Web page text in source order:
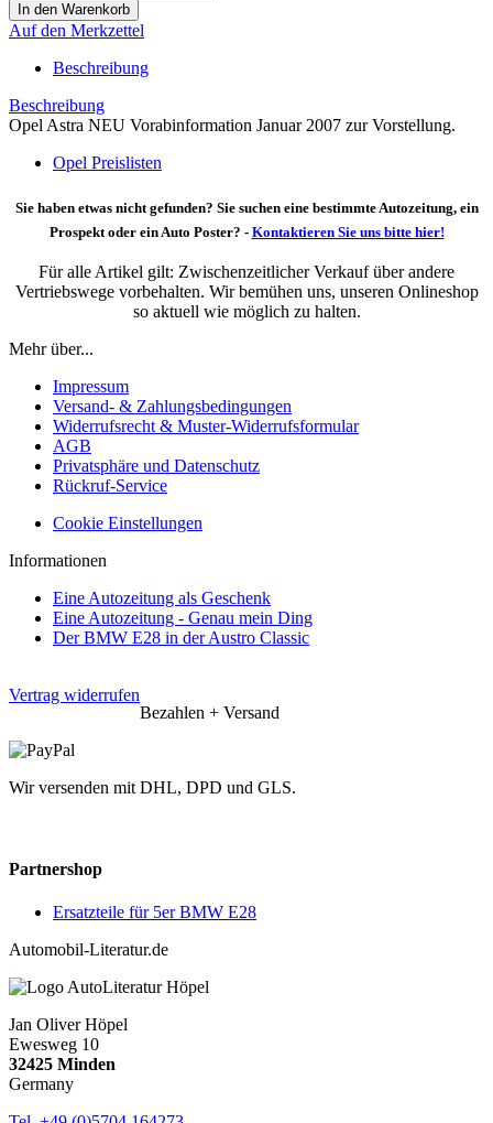
Auf den Merkzettel
Beschreibung
Beschreibung
Opel Astra NEU Vorabinformation Januar 2007 zur Vorstellung.
Opel Preislisten
Sie haben etwas nicht gefunden? Sie suchen eine bestimmte Autozeitung, ein
Prospekt oder ein Auto Poster? - Kontaktieren Sie uns bitte hier!
Für alle Artikel gilt: Zwischenzeitlicher Verkauf über andere
Vertriebswege vorbehalten. Wir bemühen uns, unseren Onlineshop
so aktuell wie möglich zu halten.
Mehr über...
Impressum
Versand- & Zahlungsbedingungen
Widerrufsrecht & Muster-Widerrufsformular
AGB
Privatsphäre und Datenschutz
Rückruf-Service
Cookie Einstellungen
Informationen
Eine Autozeitung als Geschenk
Eine Autozeitung - Genau mein Ding
Der BMW E28 in der Austro Classic
Vertrag widerrufen
Bezahlen + Versand
Wir versenden mit DHL, DPD und GLS.
Partnershop
Ersatzteile für 5er BMW E28
Automobil-Literatur.de
Jan Oliver Höpel
Ewesweg 10
32425 Minden
Germany